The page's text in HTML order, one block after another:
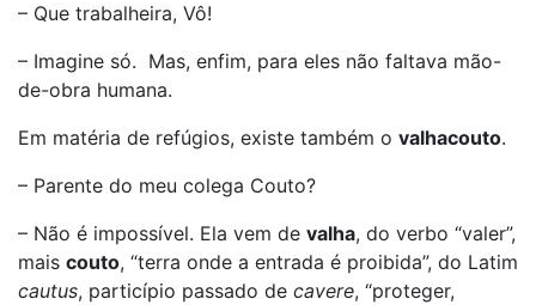
– Que trabalheira, Vô!
– Imagine só. Mas, enfim, para eles não faltava mão-
de-obra humana.
Em matéria de refúgios, existe também o valhacouto.
– Parente do meu colega Couto?
– Não é impossível. Ela vem de valha, do verbo “valer”,
mais couto, “terra onde a entrada é proibida”, do Latim
cautus, particípio passado de cavere, “proteger,